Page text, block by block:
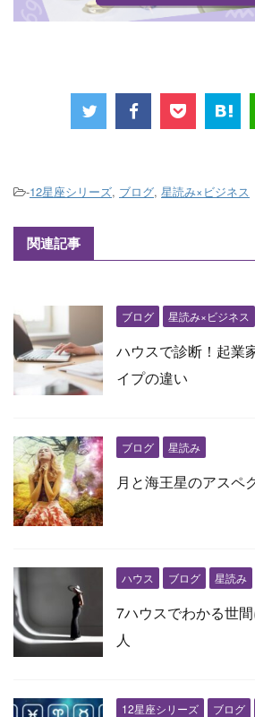
-12星座シリーズ, ブログ, 星読み×ビジネス
関連記事
ブログ 星読み×ビジネス
ハウスで診断！起業
イプの違い
ブログ 星読み
月と海王星のアスペ
ハウス ブログ 星読み
7ハウスでわかる世
人
12星座シリーズ ブログ